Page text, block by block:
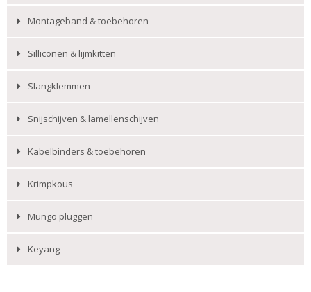
Montageband & toebehoren
Silliconen & lijmkitten
Slangklemmen
Snijschijven & lamellenschijven
Kabelbinders & toebehoren
Krimpkous
Mungo pluggen
Keyang